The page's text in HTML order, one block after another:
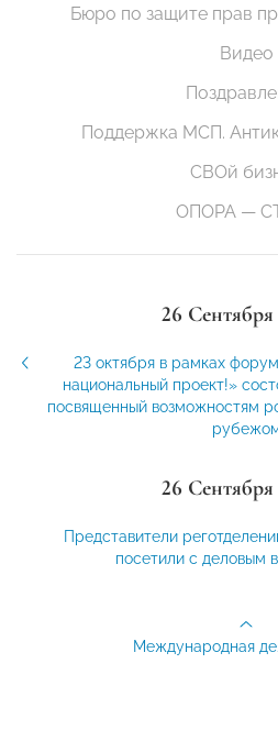
Бюро по защите прав
Видео
Поддержка МСП.
СВОй
ОПОРА —
26 Сентября
23 октября в рамках
национальный проект!»
посвященный возможностям
26 Сентября
Представители
посетили с деловым
Международная